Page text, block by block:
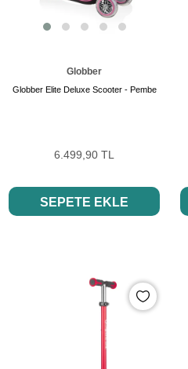
Globber
Globber Elite Deluxe Scooter - Pembe
6.499,90 TL
SEPETE EKLE